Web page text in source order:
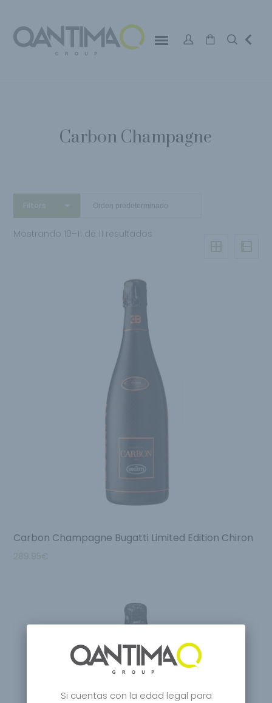
Carbon Champagne
Filters
Mostrando 10–11 de 11 resultados
Carbon Champagne Bugatti Limited Edition Chiron
289.95€
Si cuentas con la edad legal para